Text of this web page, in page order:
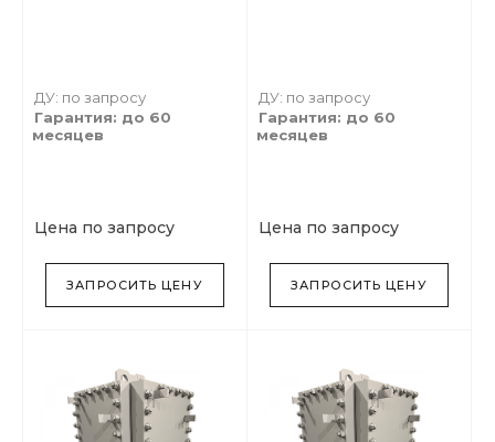
ДУ: по запросу
Гарантия: до 60
месяцев
Цена по запросу
ЗАПРОСИТЬ ЦЕНУ
ДУ: по запросу
Гарантия: до 60
месяцев
Цена по запросу
ЗАПРОСИТЬ ЦЕНУ